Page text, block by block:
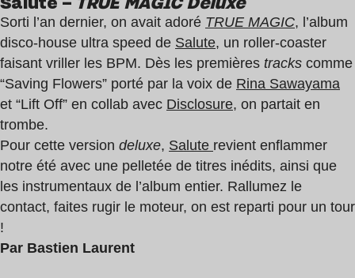
Sorti l’an dernier, on avait adoré TRUE MAGIC, l’album
disco-house ultra speed de Salute, un roller-coaster
faisant vriller les BPM. Dès les premières tracks comme
“Saving Flowers” porté par la voix de Rina Sawayama
et “Lift Off” en collab avec Disclosure, on partait en
trombe.
Pour cette version deluxe, Salute revient enflammer
notre été avec une pelletée de titres inédits, ainsi que
les instrumentaux de l’album entier. Rallumez le
contact, faites rugir le moteur, on est reparti pour un tour
!
Par Bastien Laurent